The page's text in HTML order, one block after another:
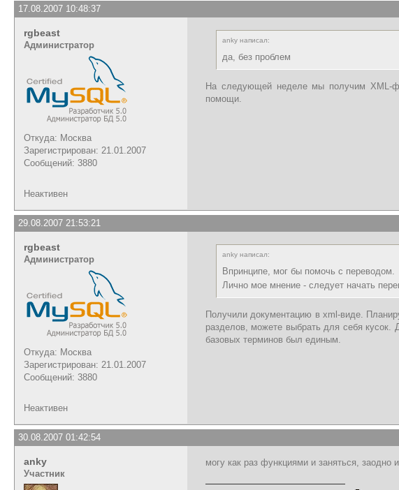
17.08.2007 10:48:37
rgbeast
Администратор
Откуда: Москва
Зарегистрирован: 21.01.2007
Сообщений: 3880
anky написал:
да, без проблем
На следующей неделе мы получим XML-
помощи.
Неактивен
29.08.2007 21:53:21
rgbeast
Администратор
Откуда: Москва
Зарегистрирован: 21.01.2007
Сообщений: 3880
anky написал:
Впринципе, мог бы помочь с переводом.
Лично мое мнение - следует начать
Получили документацию в xml-виде.
разделов, можете выбрать для себя
базовых терминов был единым.
Неактивен
30.08.2007 01:42:54
anky
Участник
могу как раз функциями и заняться, заодно